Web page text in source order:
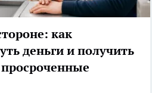
как
деньги и получить